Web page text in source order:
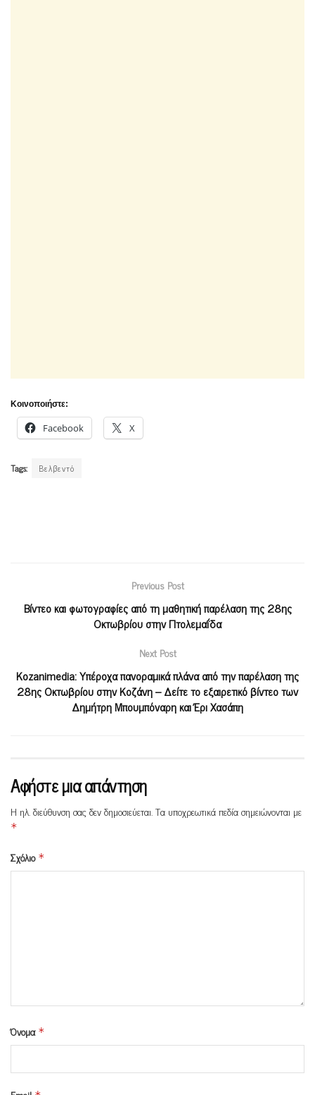
Κοινοποιήστε:
Facebook X
Tags: Βελβεντό
Previous Post
Βίντεο και φωτογραφίες από τη μαθητική παρέλαση της 28ης
Οκτωβρίου στην Πτολεμαΐδα
Next Post
Kozanimedia: Υπέροχα πανοραμικά πλάνα από την παρέλαση της
28ης Οκτωβρίου στην Κοζάνη – Δείτε το εξαιρετικό βίντεο των
Δημήτρη Μπουμπόναρη και Έρι Χασάπη
Αφήστε μια απάντηση
Η ηλ. διεύθυνση σας δεν δημοσιεύεται.Τα υποχρεωτικά πεδία σημειώνονται με
*
Σχόλιο *
Όνομα *